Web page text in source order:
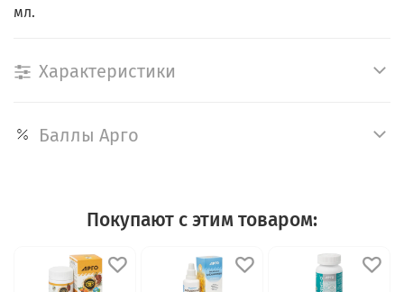
мл.
Характеристики
Баллы Арго
Покупают с этим товаром: